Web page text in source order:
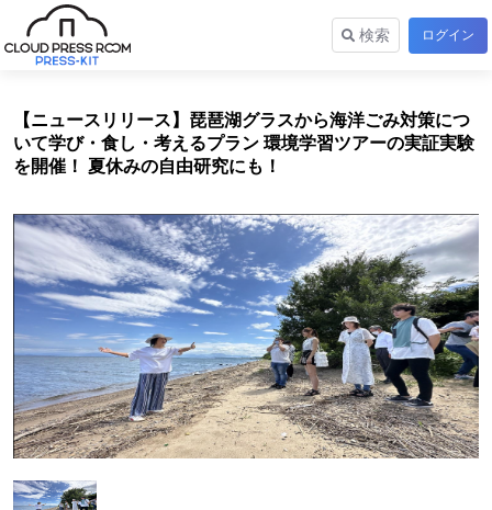
検索 ログイン
【ニュースリリース】琵琶湖グラスから海洋ごみ対策につ
いて学び・食し・考えるプラン 環境学習ツアーの実証実験
を開催！ 夏休みの自由研究にも！